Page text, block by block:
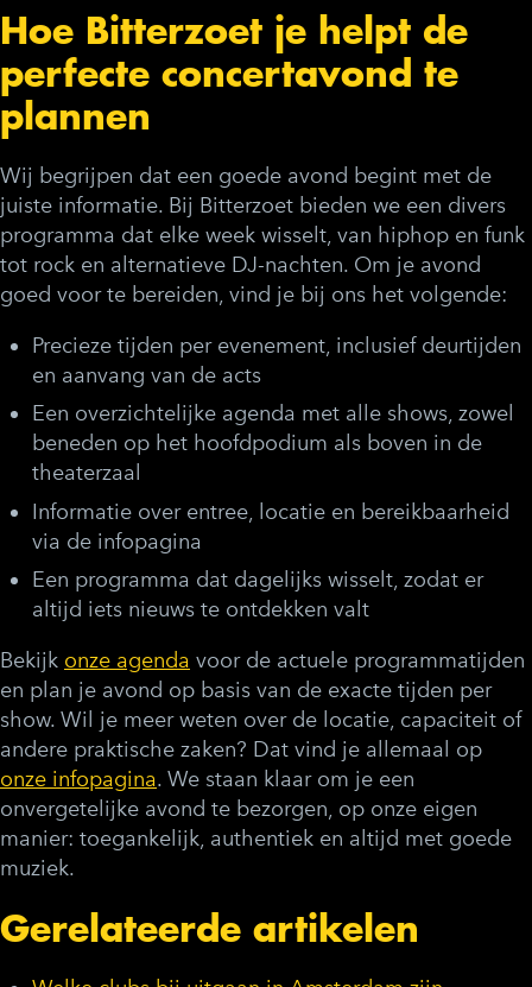
Hoe Bitterzoet je helpt de
perfecte concertavond te
plannen
Wij begrijpen dat een goede avond begint met de
juiste informatie. Bij Bitterzoet bieden we een divers
programma dat elke week wisselt, van hiphop en funk
tot rock en alternatieve DJ-nachten. Om je avond
goed voor te bereiden, vind je bij ons het volgende:
Precieze tijden per evenement, inclusief deurtijden
en aanvang van de acts
Een overzichtelijke agenda met alle shows, zowel
beneden op het hoofdpodium als boven in de
theaterzaal
Informatie over entree, locatie en bereikbaarheid
via de infopagina
Een programma dat dagelijks wisselt, zodat er
altijd iets nieuws te ontdekken valt
Bekijk onze agenda voor de actuele programmatijden
en plan je avond op basis van de exacte tijden per
show. Wil je meer weten over de locatie, capaciteit of
andere praktische zaken? Dat vind je allemaal op
onze infopagina. We staan klaar om je een
onvergetelijke avond te bezorgen, op onze eigen
manier: toegankelijk, authentiek en altijd met goede
muziek.
Gerelateerde artikelen